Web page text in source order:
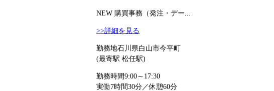
NEW 購買事務（発注・デー...
>>詳細を見る
勤務地石川県白山市今平町
(最寄駅 松任駅)
勤務時間9:00～17:30
実働7時間30分／休憩60分